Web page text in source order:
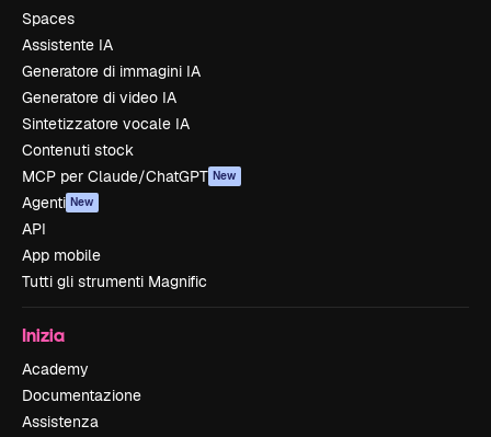
Spaces
Assistente IA
Generatore di immagini IA
Generatore di video IA
Sintetizzatore vocale IA
Contenuti stock
MCP per Claude/ChatGPT New
Agenti New
API
App mobile
Tutti gli strumenti Magnific
Inizia
Academy
Documentazione
Assistenza